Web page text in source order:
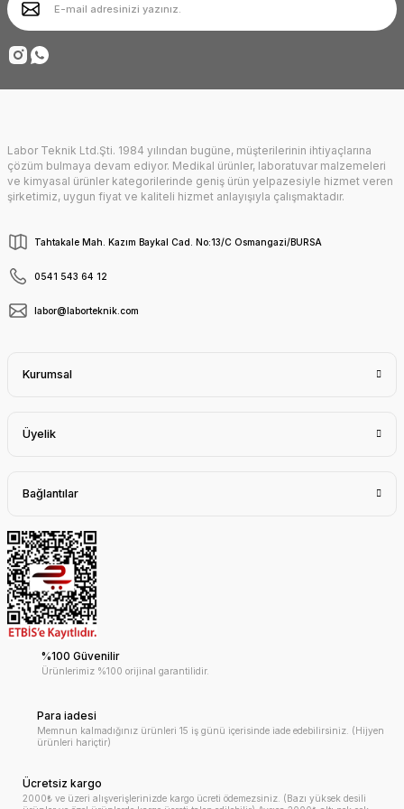
Ürün fiyatı diğer sitelerden daha pahalı.
Bu ürüne benzer farklı alternatifler olmalı.
Gönder
Deneyimini Paylaş
Labor Teknik Ltd.Şti. 1984 yılından bugüne, müşterilerinin ihtiyaçlarına
çözüm bulmaya devam ediyor. Medikal ürünler, laboratuvar malzemeleri
ve kimyasal ürünler kategorilerinde geniş ürün yelpazesiyle hizmet veren
şirketimiz, uygun fiyat ve kaliteli hizmet anlayışıyla çalışmaktadır.
Tahtakale Mah. Kazım Baykal Cad. No:13/C Osmangazi/BURSA
0541 543 64 12
labor@laborteknik.com
Kurumsal
Üyelik
Bağlantılar
%100 Güvenilir
Ürünlerimiz %100 orijinal garantilidir.
Para iadesi
Memnun kalmadığınız ürünleri 15 iş günü içerisinde iade edebilirsiniz. (Hijyen
ürünleri hariçtir)
Ücretsiz kargo
2000₺ ve üzeri alışverişlerinizde kargo ücreti ödemezsiniz. (Bazı yüksek desili